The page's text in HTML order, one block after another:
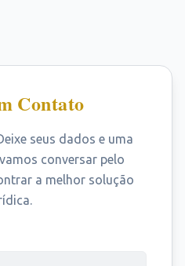
Contato
seus dados e uma
conversar pelo
a melhor solução